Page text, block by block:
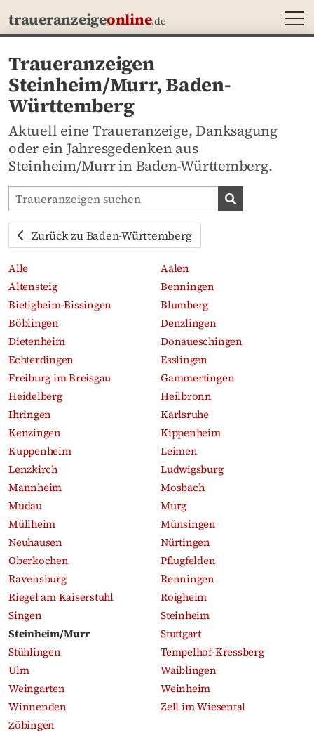
traueranzeigeonline.de
Traueranzeigen
Steinheim/Murr, Baden-
Württemberg
Aktuell eine Traueranzeige, Danksagung
oder ein Jahresgedenken aus
Steinheim/Murr in Baden-Württemberg.
Traueranzeigen-Portal durchsuchen
Zurück zu Baden-Württemberg
Alle
Aalen
Altensteig
Benningen
Bietigheim-Bissingen
Blumberg
Böblingen
Denzlingen
Dietenheim
Donaueschingen
Echterdingen
Esslingen
Freiburg im Breisgau
Gammertingen
Heidelberg
Heilbronn
Ihringen
Karlsruhe
Kenzingen
Kippenheim
Kuppenheim
Leimen
Lenzkirch
Ludwigsburg
Mannheim
Mosbach
Mudau
Murg
Müllheim
Münsingen
Neuhausen
Nürtingen
Oberkochen
Pflugfelden
Ravensburg
Renningen
Riegel am Kaiserstuhl
Roigheim
Singen
Steinheim
Steinheim/Murr
Stuttgart
Stühlingen
Tempelhof-Kressberg
Ulm
Waiblingen
Weingarten
Weinheim
Winnenden
Zell im Wiesental
Zöbingen